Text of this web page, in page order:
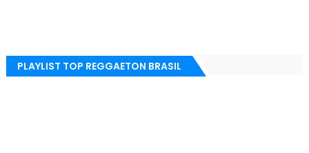
PLAYLIST TOP REGGAETON BRASIL